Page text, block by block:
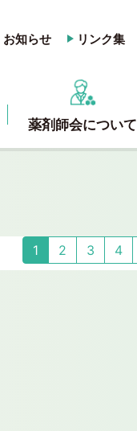
お知らせ リンク集
薬剤師会について
1 2 3 4